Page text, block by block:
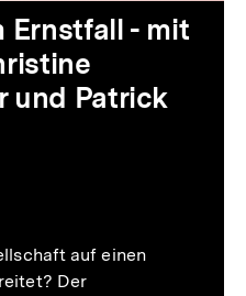
Ernstfall - mit
und Patrick
auf einen
Der